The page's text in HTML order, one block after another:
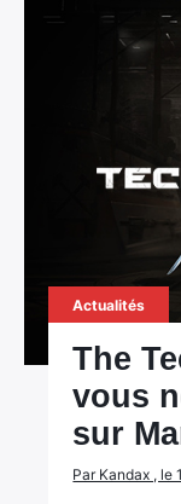
Actualités
The
vous
sur
Par Kandax , le